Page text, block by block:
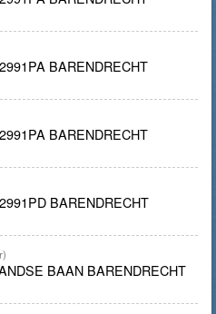
BARENDRECHT
BARENDRECHT
BARENDRECHT
BAAN BARENDRECHT